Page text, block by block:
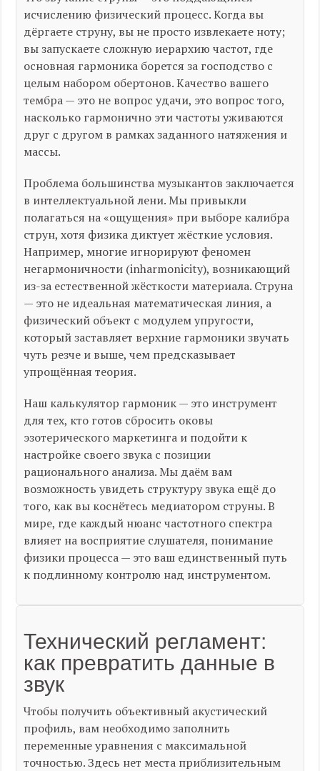
исчислению физический процесс. Когда вы
дёргаете струну, вы не просто извлекаете ноту;
вы запускаете сложную иерархию частот, где
основная гармоника борется за господство с
целым набором обертонов. Качество вашего
тембра — это не вопрос удачи, это вопрос того,
насколько гармонично эти частоты уживаются
друг с другом в рамках заданного натяжения и
массы.
Проблема большинства музыкантов заключается
в интеллектуальной лени. Мы привыкли
полагаться на «ощущения» при выборе калибра
струн, хотя физика диктует жёсткие условия.
Например, многие игнорируют феномен
негармоничности (inharmonicity), возникающий
из-за естественной жёсткости материала. Струна
— это не идеальная математическая линия, а
физический объект с модулем упругости,
который заставляет верхние гармоники звучать
чуть резче и выше, чем предсказывает
упрощённая теория.
Наш калькулятор гармоник — это инструмент
для тех, кто готов сбросить оковы
эзотерического маркетинга и подойти к
настройке своего звука с позиции
рационального анализа. Мы даём вам
возможность увидеть структуру звука ещё до
того, как вы коснётесь медиатором струны. В
мире, где каждый нюанс частотного спектра
влияет на восприятие слушателя, понимание
физики процесса — это ваш единственный путь
к подлинному контролю над инструментом.
Технический регламент:
как превратить данные в
звук
Чтобы получить объективный акустический
профиль, вам необходимо заполнить
переменные уравнения с максимальной
точностью. Здесь нет места приблизительным